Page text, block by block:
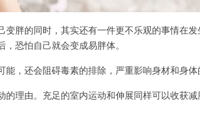
胖的同时，其实还有一件更不乐观的事情在
恐怕自己就会变成易胖体。
，还会阻碍毒素的排除，严重影响身材和身体
理由。充足的室内运动和伸展同样可以收获